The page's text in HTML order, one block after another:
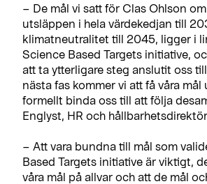
– De mål vi satt för Clas Ohlson
utsläppen i hela värdekedjan till
klimatneutralitet till 2045, ligger i
Science Based Targets initiative,
att ta ytterligare steg anslutit oss
nästa fas kommer vi att få våra mål
formellt binda oss till att följa
Englyst, HR och
– Att vara bundna till mål som
Based Targets initiative är viktigt,
våra mål på allvar och att de mål